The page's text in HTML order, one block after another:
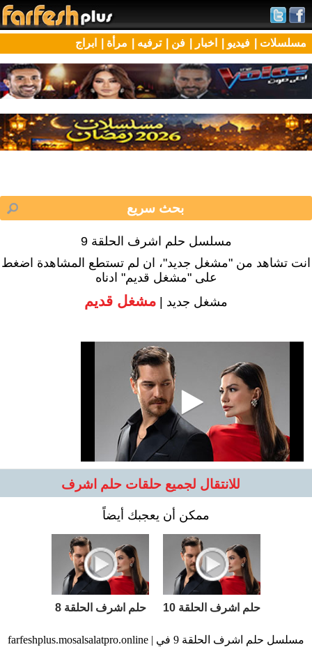
مسلسلات | فيديو | اخبار | فن | ترفيه | مرأة | ابراج
مسلسل حلم اشرف الحلقة 9
انت تشاهد من "مشغل جديد"، ان لم تستطع المشاهدة اضغط
على "مشغل قديم" ادناه
مشغل جديد | مشغل قديم
للانتقال لجميع حلقات حلم اشرف
ممكن أن يعجبك أيضاً
حلم اشرف الحلقة 10 حلم اشرف الحلقة 8
farfeshplus.mosalsalatpro.online | مسلسل حلم اشرف الحلقة 9 في